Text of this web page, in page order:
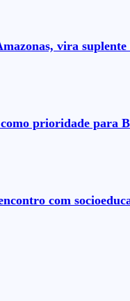
vira
prioridade para
com